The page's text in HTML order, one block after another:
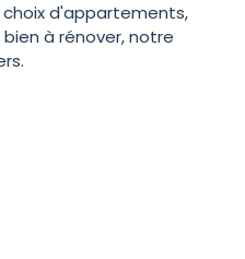
choix d'appartements,
à rénover, notre